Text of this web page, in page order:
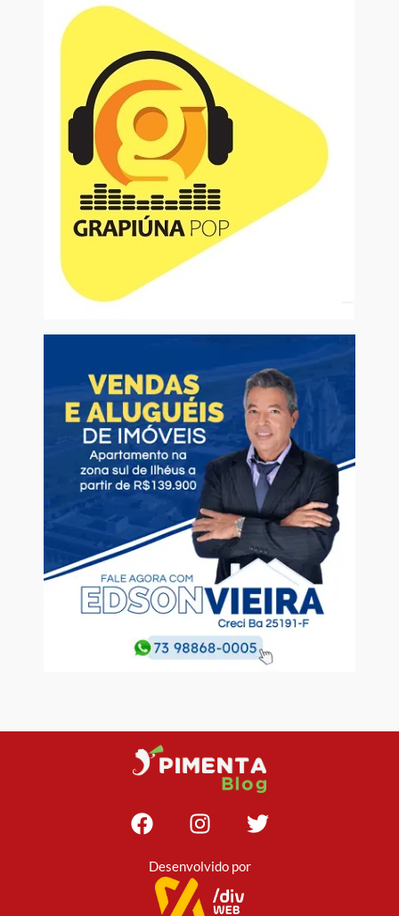
Desenvolvido por